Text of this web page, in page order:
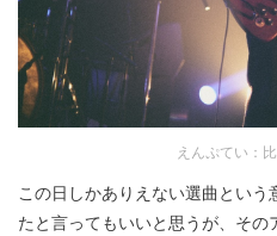
えんぷてい：
この日しかありえない選曲とい
たと言ってもいいと思うが、そ